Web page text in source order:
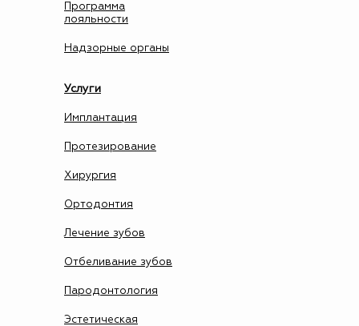
Программа
лояльности
Надзорные органы
Услуги
Имплантация
Протезирование
Хирургия
Ортодонтия
Лечение зубов
Отбеливание зубов
Пародонтология
Эстетическая